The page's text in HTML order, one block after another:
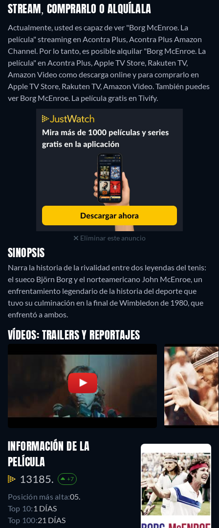
STREAM, COMPRARLO O ALQUÍLALA
Actualmente, usted es capaz de ver "Borg McEnroe. La
película" streaming en Acontra Plus, Acontra Plus Amazon
Channel. Por lo tanto, es posible alquilar "Borg McEnroe. La
película" en Acontra Plus, Apple TV Store, Rakuten TV,
Amazon Video como descarga online y para comprarlo en
Apple TV Store, Rakuten TV, Amazon Video.También puedes
ver Borg McEnroe. La película gratis en Tivify.
Eliminar este anuncio
SINOPSIS
Narra la historia de la rivalidad entre dos leyendas del tenis:
el sueco Björn Borg y el norteamericano John McEnroe, un
enfrentamiento legendario de la historia del deporte que
tuvo su culminación en la final de Wimbledon de 1980, que
enfrentó a ambos.
VÍDEOS: TRAILERS Y REPORTAJES
INFORMACIÓN DE LA
PELÍCULA
13185. +7
Posición más alta:05.
Top 10: 1 DÍAS
Top 100:21 DÍAS